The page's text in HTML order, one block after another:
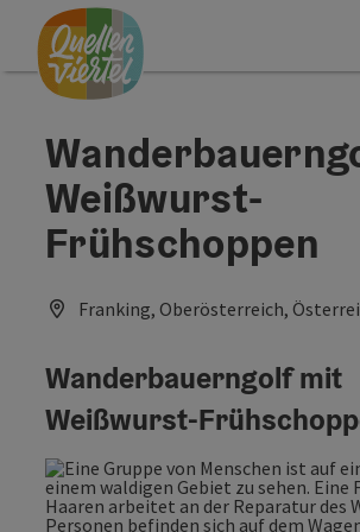
Zum Inhalt
Zur Navigation
Zum Seitenanfang
Weißwurst-
Frühschoppen
Franking, Oberösterreich,
Wanderbauerngolf mit
Weißwurst-